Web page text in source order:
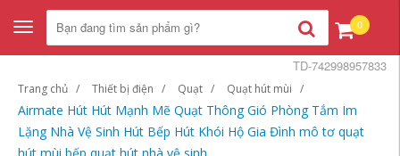
Toggle
navigation
0
Trang chủ Thiết bị điện Quạt Quạt hút mùi
Airmate Hút Hút Mạnh Mẽ Quạt Thông Gió Phòng Tắm Im
Lặng Nhà Vệ Sinh Hút Bếp Hút Khói Hộ Gia Đình mô tơ quạt
TD-742998957833